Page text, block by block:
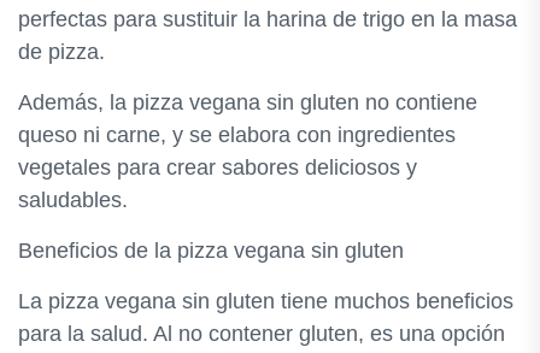
perfectas para sustituir la harina de trigo en la masa
de pizza.
Además, la pizza vegana sin gluten no contiene
queso ni carne, y se elabora con ingredientes
vegetales para crear sabores deliciosos y
saludables.
Beneficios de la pizza vegana sin gluten
La pizza vegana sin gluten tiene muchos beneficios
para la salud. Al no contener gluten, es una opción